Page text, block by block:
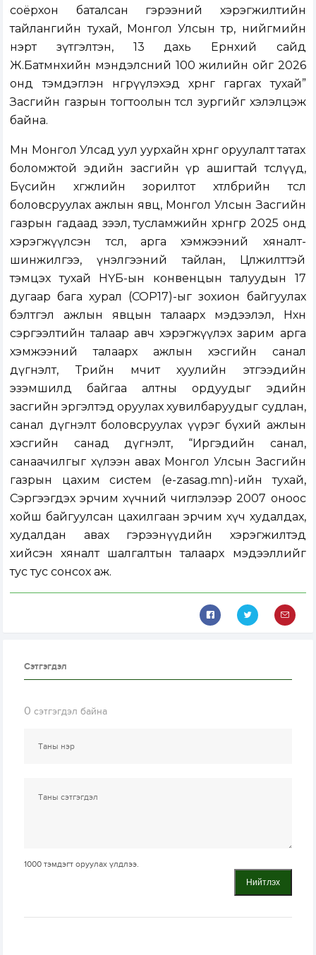
соёрхон баталсан гэрээний хэрэгжилтийн
тайлангийн тухай, Монгол Улсын төр, нийгмийн
нэрт зүтгэлтэн, 13 дахь Ерөнхий сайд
Ж.Батмөнхийн мэндэлсний 100 жилийн ойг 2026
онд тэмдэглэн өнгөрүүлэхэд хөрөнгө гаргах тухай”
Засгийн газрын тогтоолын төсөл зургийг хэлэлцэж
байна.
Мөн Монгол Улсад уул уурхайн хөрөнгө оруулалт татах
боломжтой эдийн засгийн үр ашигтай төслүүд,
Бүсийн хөгжлийн зорилтот хөтөлбөрийн төсөл
боловсруулах ажлын явц, Монгол Улсын Засгийн
газрын гадаад зээл, тусламжийн хөрөнгөөр 2025 онд
хэрэгжүүлсэн төсөл, арга хэмжээний хяналт-
шинжилгээ, үнэлгээний тайлан, Цөлжилттэй
тэмцэх тухай НҮБ-ын конвенцын талуудын 17
дугаар бага хурал (СОР17)-ыг зохион байгуулах
бэлтгэл ажлын явцын талаарх мэдээлэл, Нөхөн
сэргээлтийн талаар авч хэрэгжүүлэх зарим арга
хэмжээний талаарх ажлын хэсгийн санал
дүгнэлт, Төрийн өмчит хуулийн этгээдийн
эзэмшилд байгаа алтны ордуудыг эдийн
засгийн эргэлтэд оруулах хувилбаруудыг судлан,
санал дүгнэлт боловсруулах үүрэг бүхий ажлын
хэсгийн санад дүгнэлт, “Иргэдийн санал,
санаачилгыг хүлээн авах Монгол Улсын Засгийн
газрын цахим систем (e-zasag.mn)-ийн тухай,
Сэргээгдэх эрчим хүчний чиглэлээр 2007 оноос
хойш байгуулсан цахилгаан эрчим хүч худалдах,
худалдан авах гэрээнүүдийн хэрэгжилтэд
хийсэн хяналт шалгалтын талаарх мэдээллийг
тус тус сонсох аж.
Сэтгэгдэл
0 сэтгэгдэл байна
1000 тэмдэгт оруулах үлдлээ.
Нийтлэх